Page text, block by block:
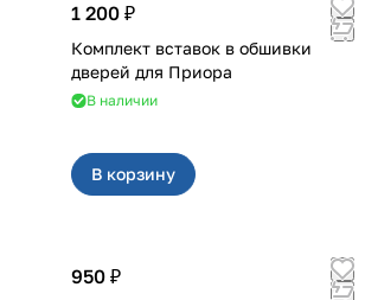
1 200 ₽
Комплект вставок в обшивки
дверей для Приора
В наличии
В корзину
950 ₽